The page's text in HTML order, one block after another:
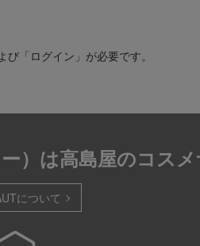
「ログイン」が必要です。
）は高島屋のコス
について